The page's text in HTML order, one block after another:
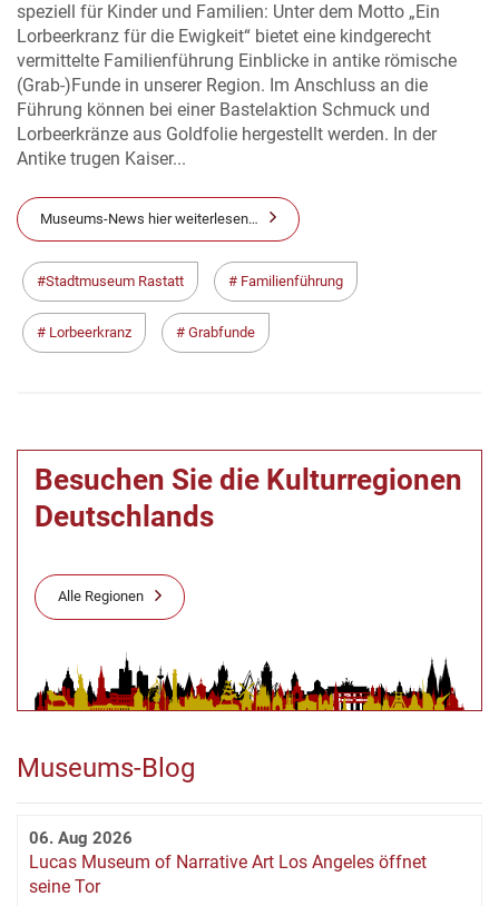
speziell für Kinder und Familien: Unter dem Motto „Ein
Lorbeerkranz für die Ewigkeit“ bietet eine kindgerecht
vermittelte Familienführung Einblicke in antike römische
(Grab-)Funde in unserer Region. Im Anschluss an die
Führung können bei einer Bastelaktion Schmuck und
Lorbeerkränze aus Goldfolie hergestellt werden. In der
Antike trugen Kaiser...
Museums-News hier weiterlesen…
Stadtmuseum Rastatt Familienführung
Lorbeerkranz Grabfunde
Besuchen Sie die Kulturregionen
Deutschlands
Alle Regionen
Museums-Blog
06. Aug 2026
Lucas Museum of Narrative Art Los Angeles öffnet
seine Tor